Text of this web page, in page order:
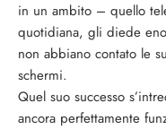
in un ambito – quello
quotidiana, gli diede
non abbiano contato le
schermi.
Quel suo successo
ancora perfettamente